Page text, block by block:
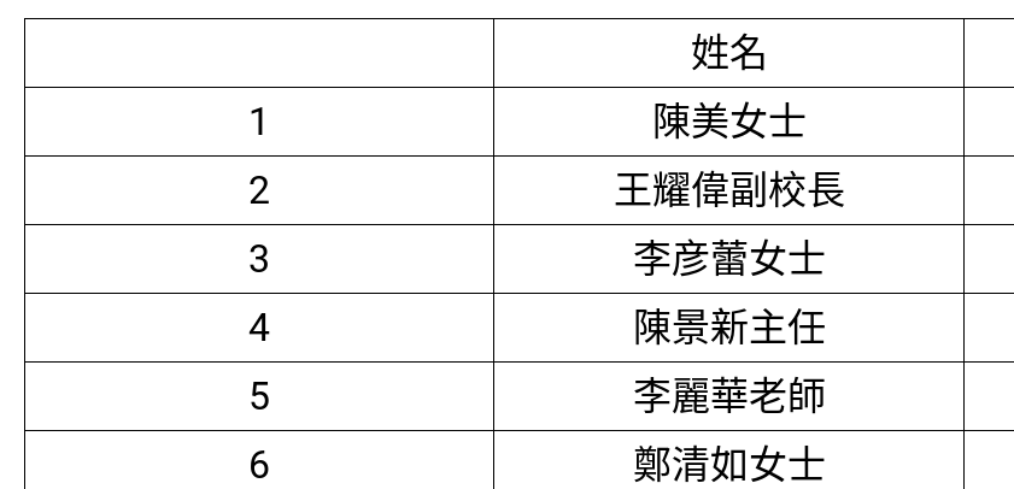
姓名
1
陳美女士
2
王耀偉副校長
3
李彦蕾女士
4
陳景新主任
5
李麗華老師
6
鄭清如女士